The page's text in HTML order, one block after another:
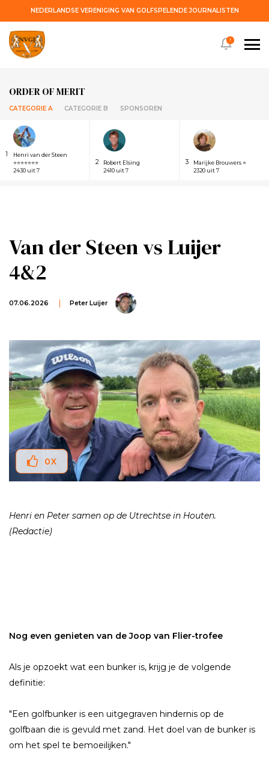
NEDERLANDSE VERENIGING VAN GOLFSPELENDE JOURNALISTEN
ORDER OF MERIT
CATEGORIE A CATEGORIE B SPONSOREN
1
Henri van der Steen
⭐⭐⭐⭐⭐⭐⭐
2430 uit 7
2
Robert Elsing
2410 uit 7
3
Marijke Brouwers ⭐
2320 uit 7
!
Van der Steen vs Luijer
4&2
07.06.2026 Peter Luijer
0X
Henri en Peter samen op de Utrechtse in Houten.
(Redactie)
Nog even genieten van de Joop van Flier-trofee
Als je opzoekt wat een bunker is, krijg je de volgende
definitie:
"Een golfbunker is een uitgegraven hindernis op de
golfbaan die is gevuld met zand. Het doel van de bunker is
om het spel te bemoeilijken."